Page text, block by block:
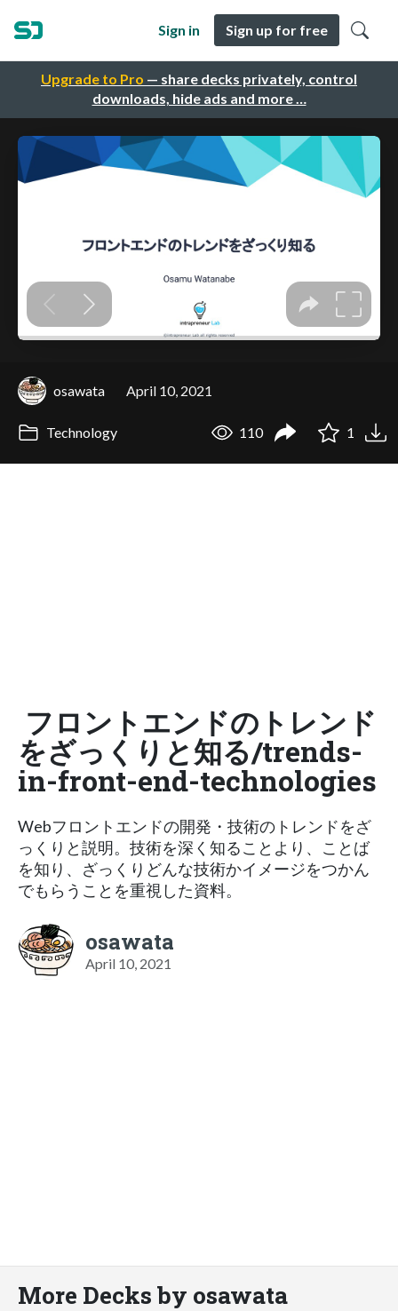
Upgrade to Pro — share decks privately, control
downloads, hide ads and more …
Sign in Sign up for free
osawata April 10, 2021
Technology 110 1
フロントエンドのトレンド
をざっくりと知る/trends-
in-front-end-technologies
Webフロントエンドの開発・技術のトレンドをざ
っくりと説明。技術を深く知ることより、ことば
を知り、ざっくりどんな技術かイメージをつかん
でもらうことを重視した資料。
osawata
April 10, 2021
More Decks by osawata